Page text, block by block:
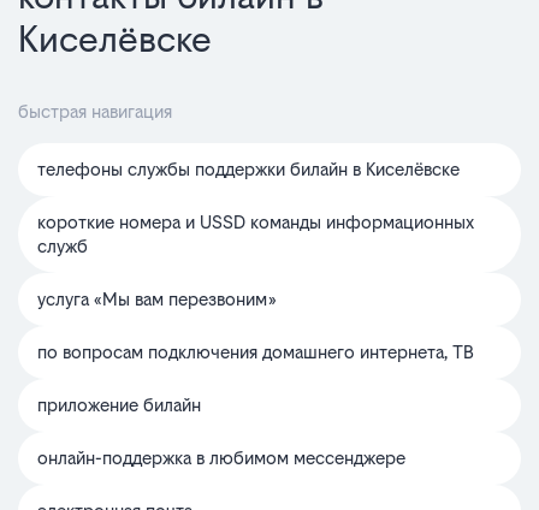
Киселёвске
быстрая навигация
телефоны службы поддержки билайн в Киселёвске
короткие номера и USSD команды информационных
служб
услуга «Мы вам перезвоним»
по вопросам подключения домашнего интернета, ТВ
приложение билайн
онлайн-поддержка в любимом мессенджере